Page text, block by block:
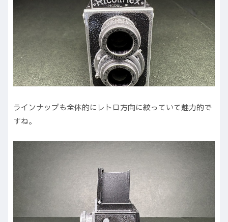
ラインナップも全体的にレトロ方向に絞っていて魅力的で
すね。